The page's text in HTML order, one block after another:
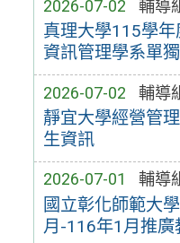
2026-07-02 輔導
真理大學115學
資訊管理學系單
2026-07-02 輔導
靜宜大學經營管
生資訊
2026-07-01 輔導
國立彰化師範大
月-116年1月推廣